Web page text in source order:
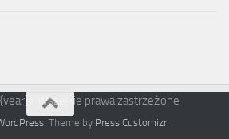
Wszelkie prawa zastrzeżone
. Theme by Press Customizr.